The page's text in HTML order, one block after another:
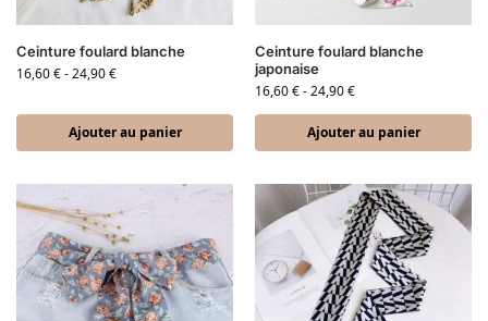
Ceinture foulard blanche
16,60€-24,90€
Ajouter au panier
Ceinture foulard blanche
japonaise
16,60€-24,90€
Ajouter au panier